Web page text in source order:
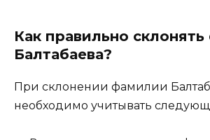
Как правильно
Балтабаева?
При склонении фамилии
необходимо учитывать